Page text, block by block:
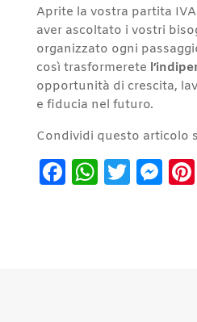
Aprite la vostra partita
aver ascoltato i vostri
organizzato ogni
così trasformerete
opportunità di crescita,
e fiducia nel futuro.
Condividi questo articolo
Facebook